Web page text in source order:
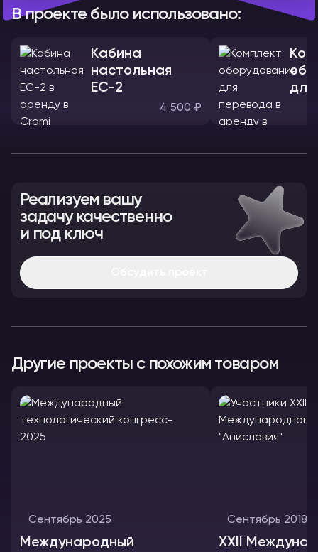
В проекте было использовано:
Кабина
настольная
ЕС-2
4 500 ₽
Реализуем вашу
задачу качественно
и под ключ
Другие проекты с похожим товаром
Сентябрь 2025
Международный
Сентябрь 2018
XXII